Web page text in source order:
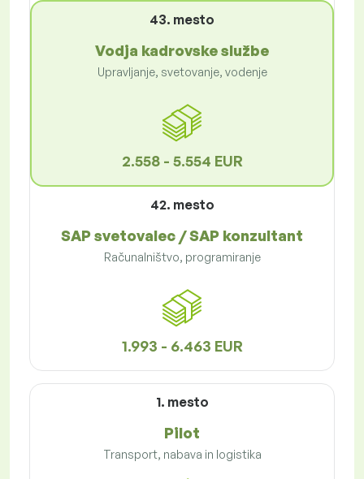
43. mesto
Vodja kadrovske službe
Upravljanje, svetovanje, vodenje
2.558 - 5.554 EUR
42. mesto
SAP svetovalec / SAP konzultant
Računalništvo, programiranje
1.993 - 6.463 EUR
1. mesto
Pilot
Transport, nabava in logistika